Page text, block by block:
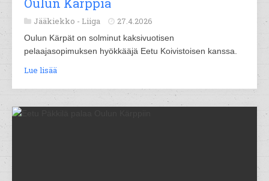
Jääkiekko - Liiga 27.4.2026
Oulun Kärpät on solminut kaksivuotisen
pelaajasopimuksen hyökkääjä Eetu Koivistoisen kanssa.
Lue lisää